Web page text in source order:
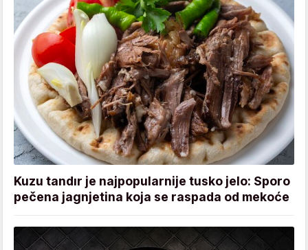
Kuzu tandır je najpopularnije tusko jelo: Sporo
pečena jagnjetina koja se raspada od mekoće